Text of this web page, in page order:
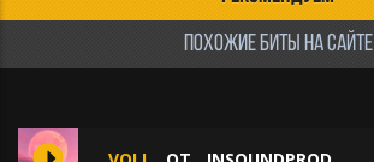
ПОХОЖИЕ БИТЫ НА САЙТЕ